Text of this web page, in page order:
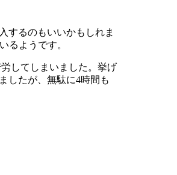
するのもいいかもしれま
るようです。
してしまいました。挙げ
したが、無駄に4時間も